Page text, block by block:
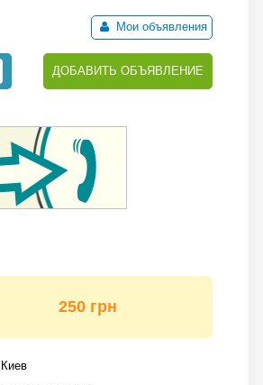
Мои объявления
ДОБАВИТЬ ОБЪЯВЛЕНИЕ
250 грн
Киев